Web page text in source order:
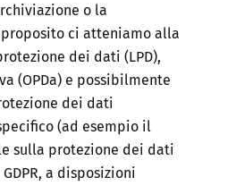
o la
ci atteniamo alla
dei dati (LPD),
(OPDa) e possibilmente
dei dati
(ad esempio il
sulla protezione dei dati
a disposizioni